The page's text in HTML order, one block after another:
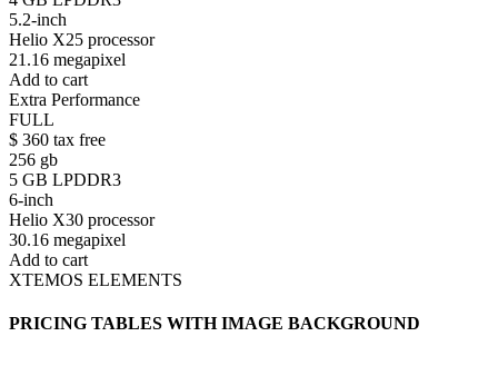
5.2-inch
Helio X25 processor
21.16 megapixel
Add to cart
Extra Performance
FULL
$ 360 tax free
256 gb
5 GB LPDDR3
6-inch
Helio X30 processor
30.16 megapixel
Add to cart
XTEMOS ELEMENTS
PRICING TABLES WITH IMAGE BACKGROUND